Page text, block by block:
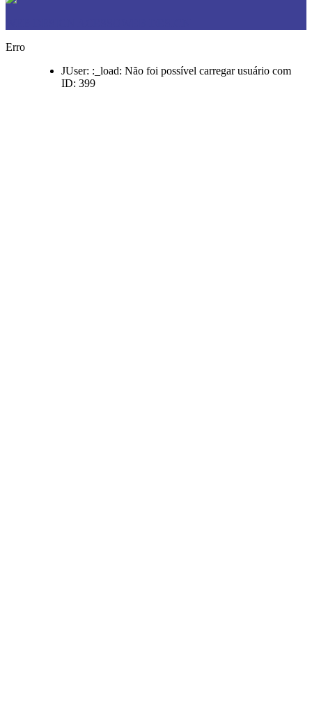
Erro
JUser: :_load: Não foi possível carregar usuário com
ID: 399